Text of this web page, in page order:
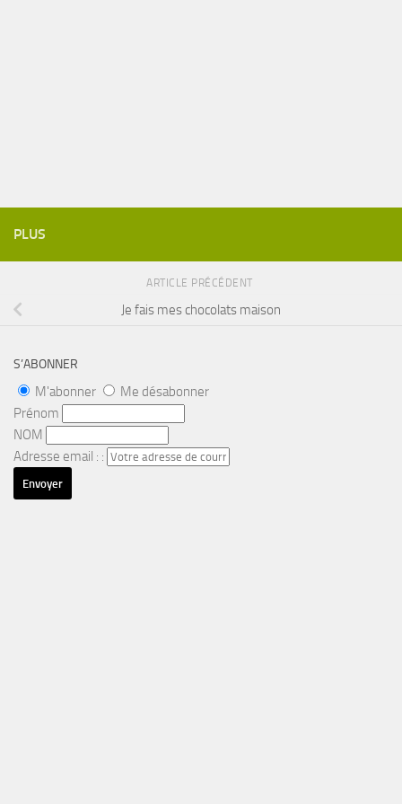
PLUS
ARTICLE PRÉCÉDENT
Je fais mes chocolats maison
S’ABONNER
M'abonner
Me désabonner
Prénom
NOM
Adresse email : :